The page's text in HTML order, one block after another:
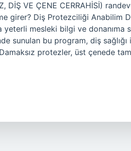
DİŞ VE ÇENE CERRAHİSİ)
girer? Diş Protezciliği Anabilim
mesleki bilgi ve donanıma
sunulan bu program, diş
protezler, üst çenede